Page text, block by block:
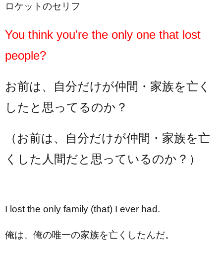
ロケットのセリフ
You think you’re the only one that lost
people?
お前は、自分だけが仲間・家族を亡く
したと思ってるのか？
（お前は、自分だけが仲間・家族を亡
くした人間だと思っているのか？）
I lost the only family (that) I ever had.
俺は、俺の唯一の家族を亡くしたんだ。